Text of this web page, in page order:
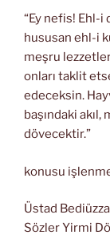
“Ey nefis! Ehl-i
hususan ehl-i
meşru
onları taklit
edeceksin.
başındaki akıl,
dövecektir.”
konusu
Üstad
Sözler Yirmi